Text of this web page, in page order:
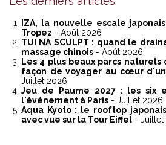
IZA, la nouvelle escale
Tropez - Août 2026
TUI NA SCULPT : quand le
massage chinois - Août 2026
Les 4 plus beaux parcs
façon de voyager au cœur
Juillet 2026
Jeu de Paume 2027 : les six
l'événement à Paris - Juillet 2026
Aqua Kyoto : le rooftop
avec vue sur la Tour Eiffel - Juillet